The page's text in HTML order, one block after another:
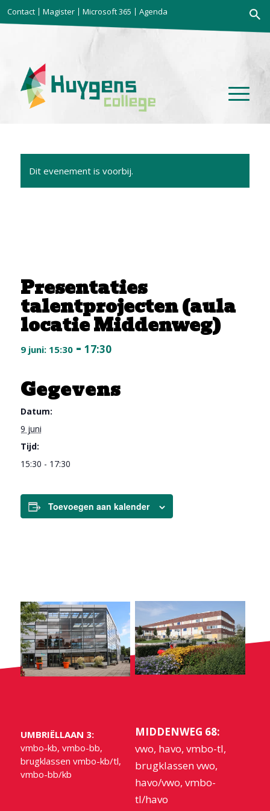
Contact Magister Microsoft 365 Agenda
naar:
Dit evenement is voorbij.
Presentaties
talentprojecten (aula
locatie Middenweg)
9 juni: 15:30- 17:30
Gegevens
Datum:
9 juni
Tijd:
15:30 - 17:30
Toevoegen aan kalender
UMBRIËLLAAN 3:
vmbo-kb, vmbo-bb,
brugklassen vmbo-kb/tl,
vmbo-bb/kb
MIDDENWEG 68:
vwo, havo, vmbo-tl,
brugklassen vwo,
havo/vwo, vmbo-
tl/havo